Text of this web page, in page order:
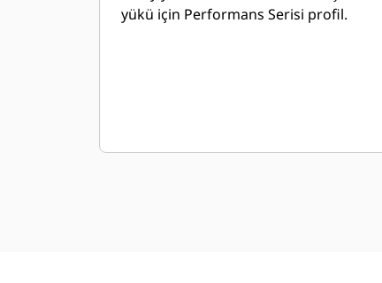
yükü için Performans Serisi profil.